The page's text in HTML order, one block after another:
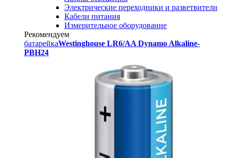
Электрические переходники и разветвители
Кабели питания
Измерительное оборудование
Рекомендуем
батарейкаWestinghouse LR6/AA Dynamo Alkaline-
PBH24